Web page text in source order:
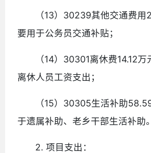
（13）30239其他交通费
要用于公务员交通补贴；
（14）30301离休费14.12
离休人员工资支出；
（15）30305生活补助
于遗属补助、老乡干部生活补助。
2. 项目支出：